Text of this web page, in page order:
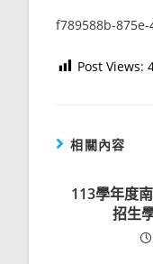
f789588b-
Post Views:
相關內容
113學年度
招生